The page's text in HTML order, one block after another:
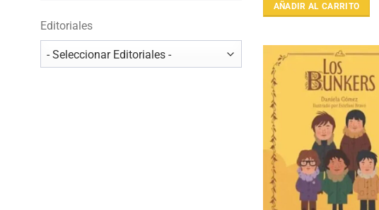
Editoriales
AÑADIR AL CARRITO